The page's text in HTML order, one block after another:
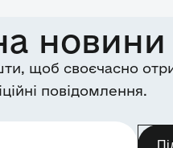
новини
щоб своєчасно
повідомлення.